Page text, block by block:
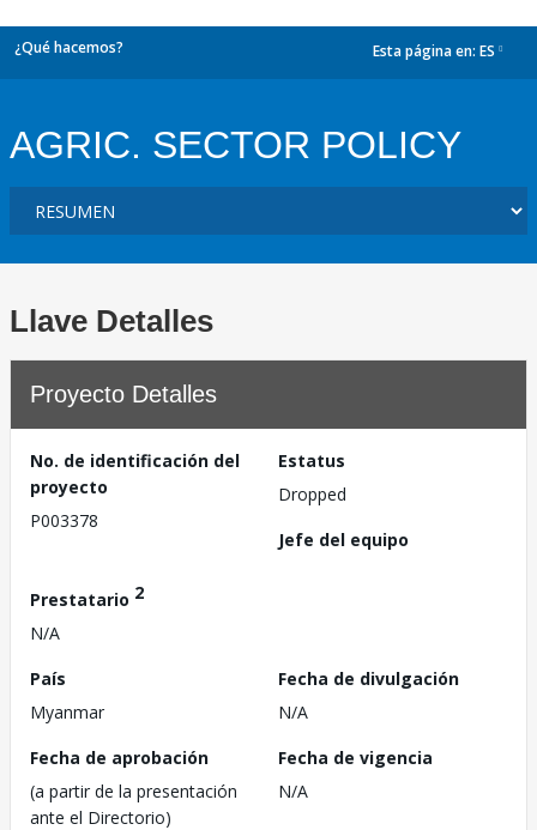
¿Qué hacemos? Esta página en: ES
AGRIC. SECTOR POLICY
Llave Detalles
Proyecto Detalles
No. de identificación del
proyecto
P003378
Estatus
Dropped
Jefe del equipo
Prestatario 2
N/A
País
Myanmar
Fecha de divulgación
N/A
Fecha de aprobación
(a partir de la presentación
ante el Directorio)
Fecha de vigencia
N/A